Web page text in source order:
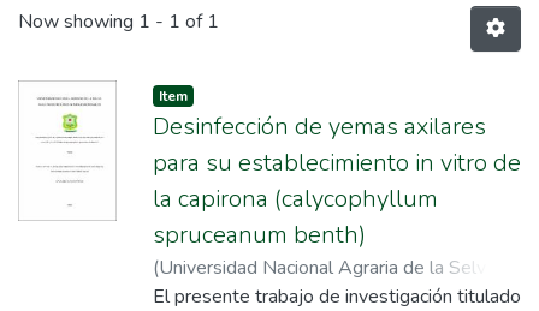
Now showing 1 - 1 of 1
Item
Desinfección de yemas axilares
para su establecimiento in vitro de
la capirona (calycophyllum
spruceanum benth)
(Universidad Nacional Agraria de la Selva
2014)Olivas Ortega, Orlando;Olivas
El presente trabajo de investigación titulado